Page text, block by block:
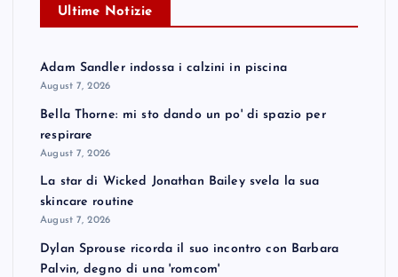
Ultime Notizie
Adam Sandler indossa i calzini in piscina
August 7, 2026
Bella Thorne: mi sto dando un po' di spazio per
respirare
August 7, 2026
La star di Wicked Jonathan Bailey svela la sua
skincare routine
August 7, 2026
Dylan Sprouse ricorda il suo incontro con Barbara
Palvin, degno di una 'romcom'